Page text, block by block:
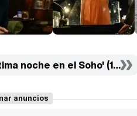
noche en el Soho' (10)
anuncios